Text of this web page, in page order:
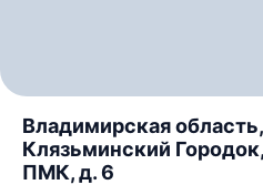
Владимирская
Клязьминский
ПМК, д. 6